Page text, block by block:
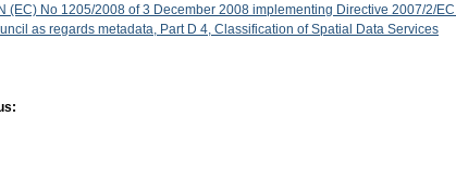
(EC) No 1205/2008 of 3 December 2008 implementing Directive 2007/2/EC
as regards metadata, Part D 4, Classification of Spatial Data Services